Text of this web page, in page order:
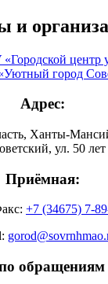
и
центр
город
Адрес:
Ханты-
ул. 50
Приёмная:
+7 (34675) 7-